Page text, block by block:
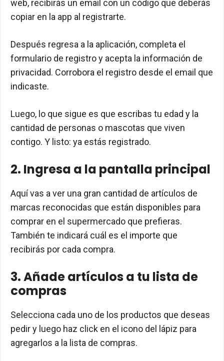
web, recibirás un email con un código que deberás
copiar en la app al registrarte.
Después regresa a la aplicación, completa el
formulario de registro y acepta la información de
privacidad. Corrobora el registro desde el email que
indicaste.
Luego, lo que sigue es que escribas tu edad y la
cantidad de personas o mascotas que viven
contigo. Y listo: ya estás registrado.
2. Ingresa a la pantalla principal
Aquí vas a ver una gran cantidad de artículos de
marcas reconocidas que están disponibles para
comprar en el supermercado que prefieras.
También te indicará cuál es el importe que
recibirás por cada compra.
3. Añade artículos a tu lista de
compras
Selecciona cada uno de los productos que deseas
pedir y luego haz click en el icono del lápiz para
agregarlos a la lista de compras.